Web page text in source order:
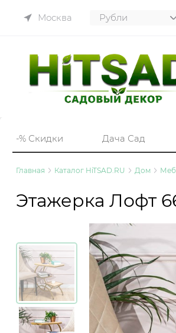
Москва
-% Скидки Дача Сад
Главная Каталог HiTSAD.RU Дом
Этажерка Лофт